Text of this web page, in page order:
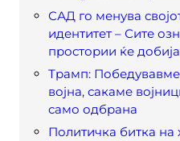
САД го менува
идентитет – Сите
простории ќе
Трамп:
војна, сакаме
само одбрана
Политичка битка на